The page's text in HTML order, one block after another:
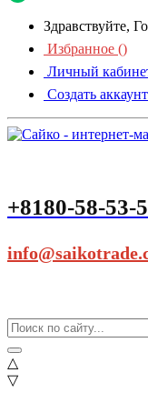
Здравствуйте,
Избранное ()
Личный
Создать аккаунт
+8180-58-53-
△
▽